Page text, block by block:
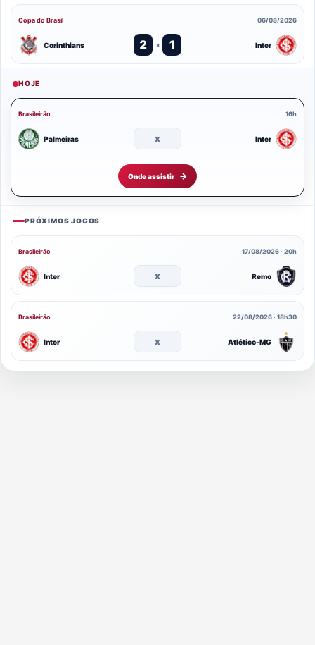
Copa do Brasil 06/08/2026
Corinthians 2 x 1 Inter
HOJE
Brasileirão 16h
Palmeiras x Inter
Onde assistir
PRÓXIMOS JOGOS
Brasileirão 17/08/2026 · 20h
Inter x Remo
Brasileirão 22/08/2026 · 18h30
Inter x Atlético-MG